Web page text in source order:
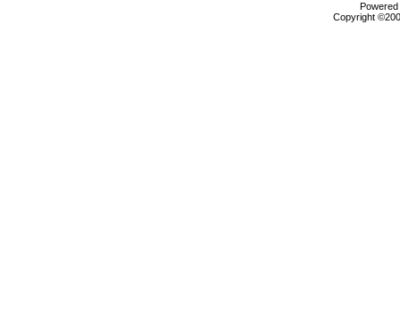
Copyright